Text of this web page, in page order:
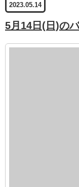
2023.05.14
5月14日(日)の